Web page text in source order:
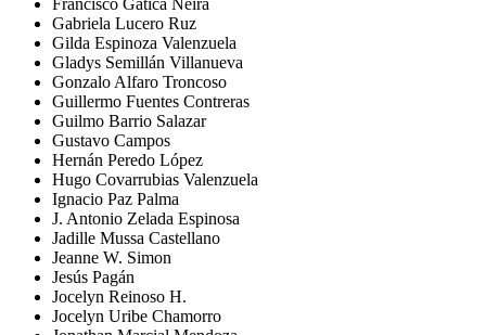
Francisco Gatica Neira
Gabriela Lucero Ruz
Gilda Espinoza Valenzuela
Gladys Semillán Villanueva
Gonzalo Alfaro Troncoso
Guillermo Fuentes Contreras
Guilmo Barrio Salazar
Gustavo Campos
Hernán Peredo López
Hugo Covarrubias Valenzuela
Ignacio Paz Palma
J. Antonio Zelada Espinosa
Jadille Mussa Castellano
Jeanne W. Simon
Jesús Pagán
Jocelyn Reinoso H.
Jocelyn Uribe Chamorro